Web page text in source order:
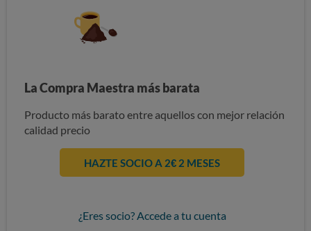
La Compra Maestra más barata
Producto más barato entre aquellos con mejor relación
calidad precio
HAZTE SOCIO A 2€ 2 MESES
¿Eres socio? Accede a tu cuenta